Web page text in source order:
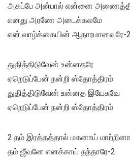
அகப்பே அன்பால் என்னை
எனது அரணே அடைக்கலமே
என் வாழ்க்கையின் ஆதாரமானவரே-2
துதித்திடுவேன் உன்னதரே
ஏறெடுப்பேன் நன்றி ஸ்தோத்திரம்
துதித்திடுவேன் உன்னத இயேசுவே
ஏறெடுப்பேன் நன்றி ஸ்தோத்திரம்
2.தம் இரத்தத்தால் மகனாய்
தம் ஜீவனே எனக்காய் தந்தாரே-2